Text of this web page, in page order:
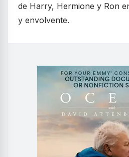
de Harry, Hermione y Ron
y envolvente.